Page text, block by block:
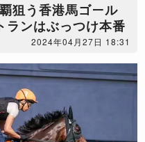
狙う香港馬ゴール
ランはぶっつけ本番
2024年04月27日 18:31